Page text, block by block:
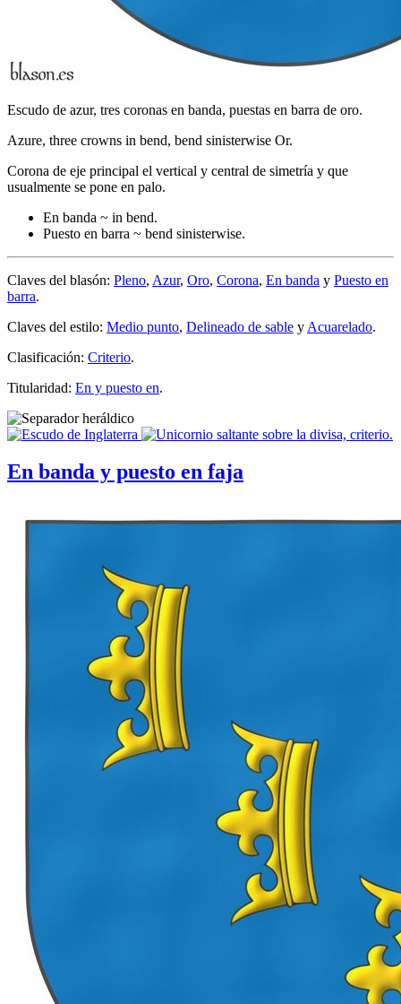
Escudo de azur, tres coronas en banda, puestas en barra de oro.
Azure, three crowns in bend, bend sinisterwise Or.
Corona de eje principal el vertical y central de simetría y que
usualmente se pone en palo.
En banda ~ in bend.
Puesto en barra ~ bend sinisterwise.
Claves del blasón: Pleno, Azur, Oro, Corona, En banda y Puesto en
barra.
Claves del estilo: Medio punto, Delineado de sable y Acuarelado.
Clasificación: Criterio.
Titularidad: En y puesto en.
En banda y puesto en faja